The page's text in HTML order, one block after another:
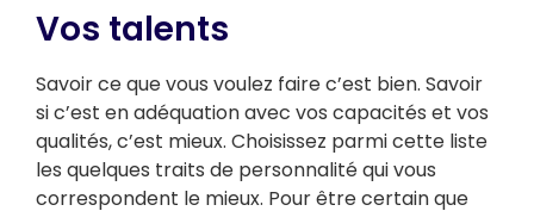
Vos talents
Savoir ce que vous voulez faire c’est bien. Savoir
si c’est en adéquation avec vos capacités et vos
qualités, c’est mieux. Choisissez parmi cette liste
les quelques traits de personnalité qui vous
correspondent le mieux. Pour être certain que